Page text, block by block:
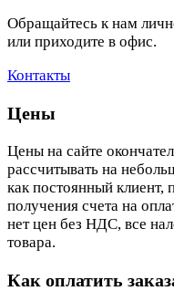
Обращайтесь к нам
или приходите в офис.
Контакты
Цены
Цены на сайте
рассчитывать на
как постоянный клиент,
получения счета на
нет цен без НДС, все
товара.
Как оплатить